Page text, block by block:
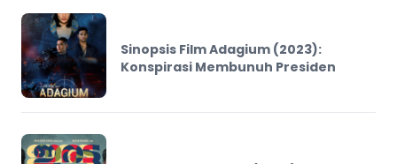
Sinopsis Film Adagium (2023):
Konspirasi Membunuh Presiden